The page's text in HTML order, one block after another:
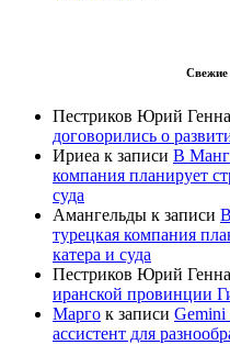
Свежие
Пестриков Юрий
договорились о
Ириеа к записи В
компания планирует
суда
Амангельды к записи
турецкая компания
катера и суда
Пестриков Юрий
иранской провинции
Марго к записи
ассистент для